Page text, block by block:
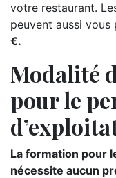
votre restaurant.
peuvent aussi vous
€.
Modalité
pour le
La formation pour
nécessite aucun